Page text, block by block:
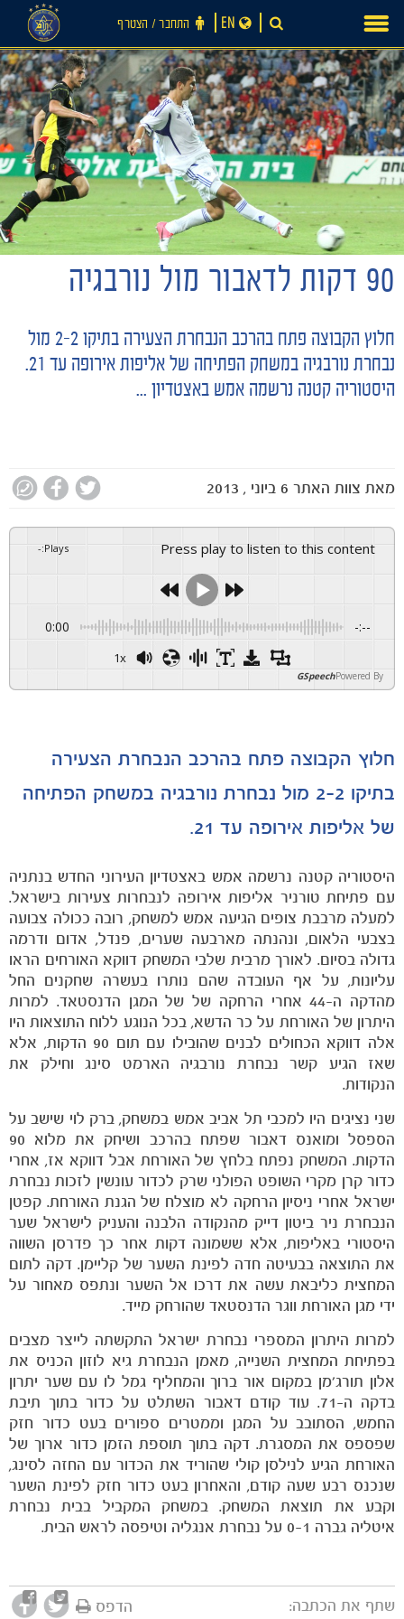
חדשות
הקבוצות
משחקים
ותוצאות
content
התחבר ‪/‬ הצטרף EN
90 דקות לדאבור מול נורבגיה
חלוץ הקבוצה פתח בהרכב הנבחרת הצעירה בתיקו 2-2 מול
נבחרת נורבגיה במשחק הפתיחה של אליפות אירופה עד 21.
היסטוריה קטנה נרשמה אמש באצטדיון ...
מאת צוות האתר 6 ביוני , 2013
Press play to listen to this content
Plays
:
-
0:00 -:--
1x
Powered By
GSpeech
חלוץ הקבוצה פתח בהרכב הנבחרת הצעירה
בתיקו 2-2 מול נבחרת נורבגיה במשחק הפתיחה
של אליפות אירופה עד 21.
היסטוריה קטנה נרשמה אמש באצטדיון העירוני החדש בנתניה
עם פתיחת טורניר אליפות אירופה לנבחרות צעירות בישראל.
למעלה מרבבת צופים הגיעה אמש למשחק, רובה ככולה צבועה
בצבעי הלאום, ונהנתה מארבעה שערים, פנדל, אדום ודרמה
גדולה בסיום. לאורך מרבית שלבי המשחק דווקא האורחים הראו
עליונות, על אף העובדה שהם נותרו בעשרה שחקנים החל
מהדקה ה-44 אחרי הרחקה של של המגן הדנסטאד. למרות
היתרון של האורחת על כר הדשא, בכל הנוגע ללוח התוצאות היו
אלה דווקא הכחולים לבנים שהובילו עם תום 90 הדקות, אלא
שאז הגיע קשר נבחרת נורבגיה הארמט סינג וחילק את
הנקודות.
שני נציגים היו למכבי תל אביב אמש במשחק, ברק לוי שישב על
הספסל ומואנס דאבור שפתח בהרכב ושיחק את מלוא 90
הדקות. המשחק נפתח בלחץ של האורחת אבל דווקא אז, אחרי
כדור קרן מקרי השופט הפולני שרק לכדור עונשין לזכות נבחרת
ישראל אחרי ניסיון הרחקה לא מוצלח של הגנת האורחת. קפטן
הנבחרת ניר ביטון דייק מהנקודה הלבנה והעניק לישראל שער
היסטורי באליפות, אלא ששמונה דקות אחר כך פדרסן השווה
את התוצאה בבעיטה חדה לפינת השער של קליימן. דקה לתום
המחצית כליבאת עשה את דרכו אל השער ונתפס מאחור על
ידי מגן האורחת ווגר הדנסטאד שהורחק מייד.
למרות היתרון המספרי נבחרת ישראל התקשתה לייצר מצבים
בפתיחת המחצית השנייה, מאמן הנבחרת גיא לוזון הכניס את
אלון תורג'מן במקום אור ברוך והמחליף גמל לו עם שער יתרון
בדקה ה-71. עוד קודם דאבור השתלט על כדור בתוך תיבת
החמש, הסתובב על המגן וממטרים ספורים בעט כדור חזק
שפספס את המסגרת. דקה בתוך תוספת הזמן כדור ארוך של
האורחת הגיע לנילסן קולי שהוריד את הכדור עם החזה לסינג,
שנכנס רבע שעה קודם, והאחרון בעט כדור חזק לפינת השער
וקבע את תוצאת המשחק. במשחק המקביל בבית נבחרת
איטליה גברה 0-1 על נבחרת אנגליה וטיפסה לראש הבית.
שתף את הכתבה: הדפס